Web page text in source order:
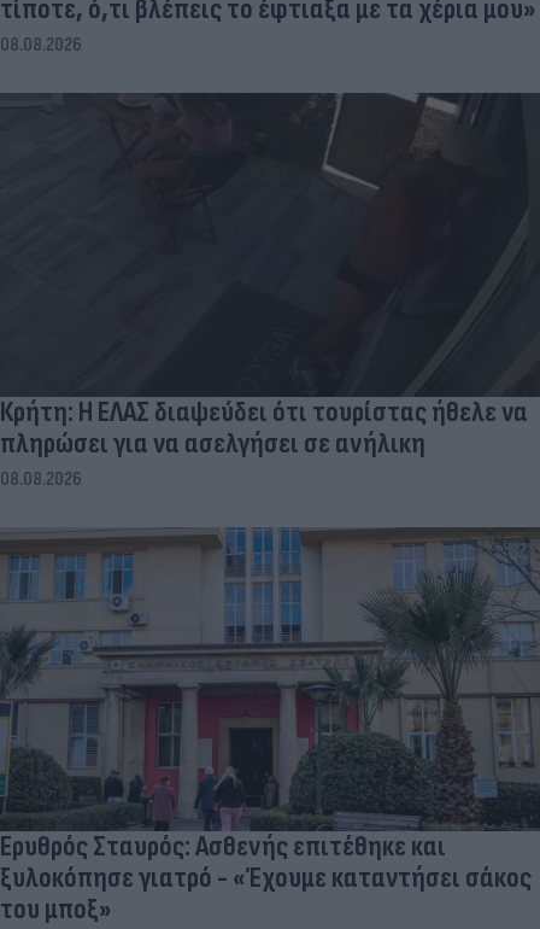
τίποτε, ό,τι βλέπεις το έφτιαξα με τα χέρια μου»
08.08.2026
Κρήτη: Η ΕΛΑΣ διαψεύδει ότι τουρίστας ήθελε να
πληρώσει για να ασελγήσει σε ανήλικη
08.08.2026
Ερυθρός Σταυρός: Ασθενής επιτέθηκε και
ξυλοκόπησε γιατρό - «Έχουμε καταντήσει σάκος
του μποξ»